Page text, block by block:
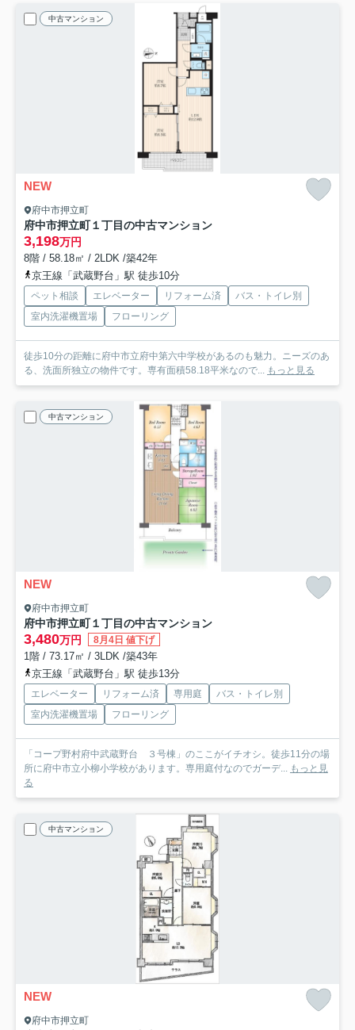
中古マンション
NEW
府中市押立町
府中市押立町１丁目の中古マンション
3,198万円
8階 / 58.18㎡ / 2LDK /築42年
京王線「武蔵野台」駅 徒歩10分
ペット相談 エレベーター リフォーム済
バス・トイレ別
室内洗濯機置場
フローリング
徒歩10分の距離に府中市立府中第六中学校があるのも魅力。ニーズのあ
る、洗面所独立の物件です。専有面積58.18平米なので... もっと見る
中古マンション
NEW
府中市押立町
府中市押立町１丁目の中古マンション
3,480万円 8月4日 値下げ
1階 / 73.17㎡ / 3LDK /築43年
京王線「武蔵野台」駅 徒歩13分
エレベーター リフォーム済 専用庭
バス・トイレ別
室内洗濯機置場
フローリング
「コープ野村府中武蔵野台 ３号棟」のここがイチオシ。徒歩11分の場
所に府中市立小柳小学校があります。専用庭付なのでガーデ... もっと見
る
中古マンション
NEW
府中市押立町